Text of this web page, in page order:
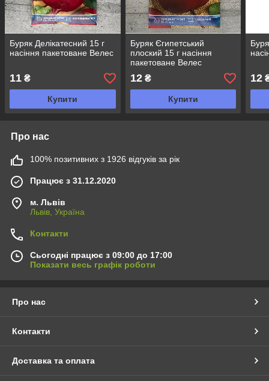
Буряк Делікатесний 15 г
насіння пакетоване Велес
11 ₴
Купити
Буряк Єгипетський
плоский 15 г насіння
пакетоване Велес
12₴
Купити
12
Про нас
100% позитивних з 1926 відгуків за рік
Працює з 31.12.2020
м. Львів
Львів, Україна
Контакти
Сьогодні працює з 09:00 до 17:00
Показати весь графік роботи
Про нас
Контакти
Доставка та оплата